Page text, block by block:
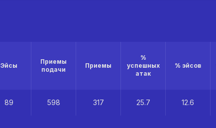
Эйсы
Приемы
подачи
Приемы
%
успешных
атак
% эйсов
89 598 317 25.7 12.6